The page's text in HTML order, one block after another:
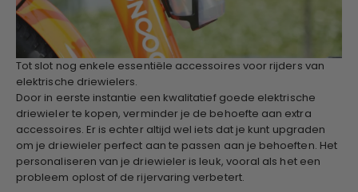
Tot slot nog enkele essentiële accessoires voor rijders van
elektrische driewielers.
Door in eerste instantie een kwalitatief goede elektrische
driewieler te kopen, verminder je de behoefte aan extra
accessoires. Er is echter altijd wel iets dat je kunt upgraden
om je driewieler perfect aan te passen aan je behoeften. Het
personaliseren van je driewieler is leuk, vooral als het een
probleem oplost of de rijervaring verbetert.